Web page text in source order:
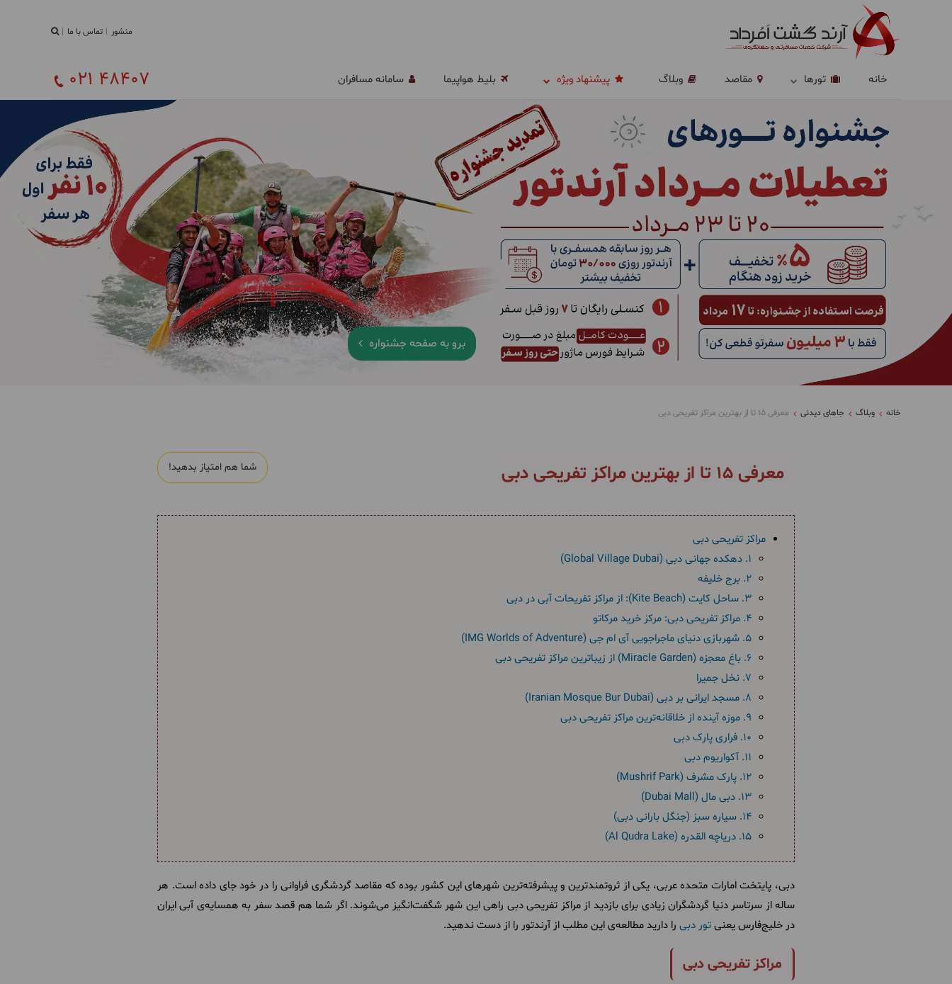
منشور تماس با ما
خانه تورها مقاصد وبلاگ پیشنهاد ویژه بلیط هواپیما سامانه مسافران 021 48407
برو به صفحه جشنواره
خانه وبلاگ جاهای دیدنی معرفی 15 تا از بهترین مراکز تفریحی دبی
معرفی 15 تا از بهترین مراکز تفریحی دبی شما هم امتیاز بدهید!
مراکز تفریحی دبی
۱. دهکده جهانی دبی (Global Village Dubai)
۲. برج خلیفه
۳. ساحل کایت (Kite Beach): از مراکز تفریحات آبی در دبی
۴. مراکز تفریحی دبی: مرکز خرید مرکاتو
۵. شهربازی دنیای ماجراجویی آی ام جی (IMG Worlds of Adventure)
۶. باغ معجزه (Miracle Garden) از زیباترین مراکز تفریحی دبی
۷. نخل جمیرا
۸. مسجد ایرانی بر دبی (Iranian Mosque Bur Dubai)
۹. موزه آینده از خلاقانه‌ترین مراکز تفریحی دبی
۱۰. فراری پارک دبی
۱۱. آکواریوم دبی
۱۲. پارک مشرف (Mushrif Park)
۱۳. دبی مال (Dubai Mall)
۱۴. سیاره سبز (جنگل بارانی دبی)
۱۵. دریاچه القدره (Al Qudra Lake)
دبی، پایتخت امارات متحده عربی، یکی از ثروتمندترین و پیشرفته‌ترین شهرهای این کشور بوده که مقاصد گردشگری فراوانی را در خود جای داده است. هر
ساله از سرتاسر دنیا گردشگران زیادی برای بازدید از مراکز تفریحی دبی راهی این شهر شگفت‌انگیز می‌شوند. اگر شما هم قصد سفر به همسایه‌ی آبی ایران
در خلیج‌فارس یعنیتور دبی را دارید مطالعه‌ی این مطلب از آرندتور را از دست ندهید.
مراکز تفریحی دبی